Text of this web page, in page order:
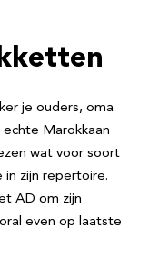
je ouders, oma
Marokkaan
wat voor soort
in zijn repertoire.
AD om zijn
even op laatste